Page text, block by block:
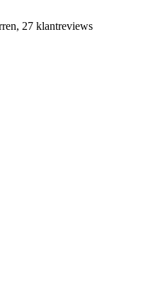
27 klantreviews